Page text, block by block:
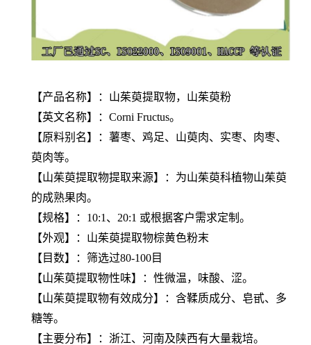
【产品名称】：山茱萸提取物，山茱萸粉
【英文名称】：Corni Fructus。
【原料别名】：薯枣、鸡足、山萸肉、实枣、肉枣、
萸肉等。
【山茱萸提取物提取来源】：为山茱萸科植物山茱萸
的成熟果肉。
【规格】：10:1、20:1 或根据客户需求定制。
【外观】： 山茱萸提取物棕黄色粉末
【目数】：筛选过80-100目
【山茱萸提取物性味】：性微温，味酸、涩。
【山茱萸提取物有效成分】：含鞣质成分、皂甙、多
糖等。
【主要分布】：浙江、河南及陕西有大量栽培。